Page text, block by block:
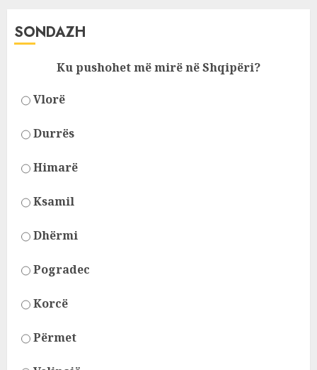
SONDAZH
Ku pushohet më mirë në Shqipëri?
Vlorë
Durrës
Himarë
Ksamil
Dhërmi
Pogradec
Korcë
Përmet